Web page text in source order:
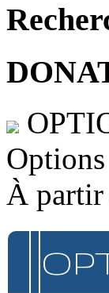
Options
À partir